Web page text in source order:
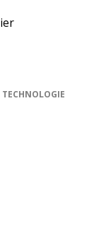
TECHNOLOGIE